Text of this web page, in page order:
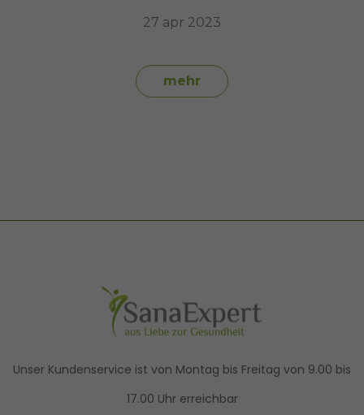
27 apr 2023
mehr
Unser Kundenservice ist von Montag bis Freitag von 9.00 bis
17.00 Uhr erreichbar